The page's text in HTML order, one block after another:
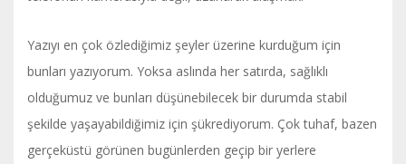
Yazıyı en çok özlediğimiz şeyler üzerine kurduğum için
bunları yazıyorum. Yoksa aslında her satırda, sağlıklı
olduğumuz ve bunları düşünebilecek bir durumda stabil
şekilde yaşayabildiğimiz için şükrediyorum. Çok tuhaf, bazen
gerçeküstü görünen bugünlerden geçip bir yerlere